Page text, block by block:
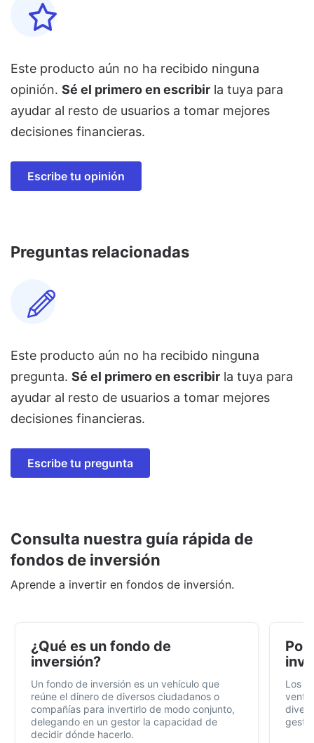
Este producto aún no ha recibido ninguna
opinión. Sé el primero en escribir la tuya para
ayudar al resto de usuarios a tomar mejores
decisiones financieras.
Escribe tu opinión
Preguntas relacionadas
Este producto aún no ha recibido ninguna
pregunta. Sé el primero en escribir la tuya para
ayudar al resto de usuarios a tomar mejores
decisiones financieras.
Escribe tu pregunta
Consulta nuestra guía rápida de
fondos de inversión
Aprende a invertir en fondos de inversión.
¿Qué es un fondo de
inversión?
Un fondo de inversión es un vehículo que
reúne el dinero de diversos ciudadanos o
compañías para invertirlo de modo conjunto,
delegando en un gestor la capacidad de
decidir dónde hacerlo.
Por
Los